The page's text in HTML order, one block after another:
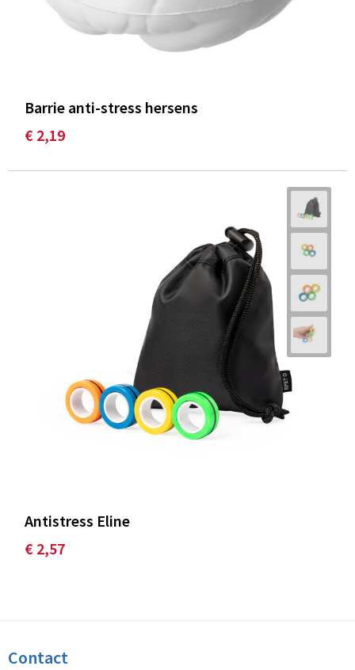
Barrie anti-stress hersens
€ 2,19
Antistress Eline
€ 2,57
Contact